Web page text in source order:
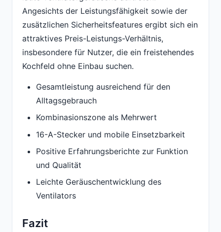
Angesichts der Leistungsfähigkeit sowie der
zusätzlichen Sicherheitsfeatures ergibt sich ein
attraktives Preis-Leistungs-Verhältnis,
insbesondere für Nutzer, die ein freistehendes
Kochfeld ohne Einbau suchen.
Gesamtleistung ausreichend für den
Alltagsgebrauch
Kombinasionszone als Mehrwert
16-A-Stecker und mobile Einsetzbarkeit
Positive Erfahrungsberichte zur Funktion
und Qualität
Leichte Geräuschentwicklung des
Ventilators
Fazit